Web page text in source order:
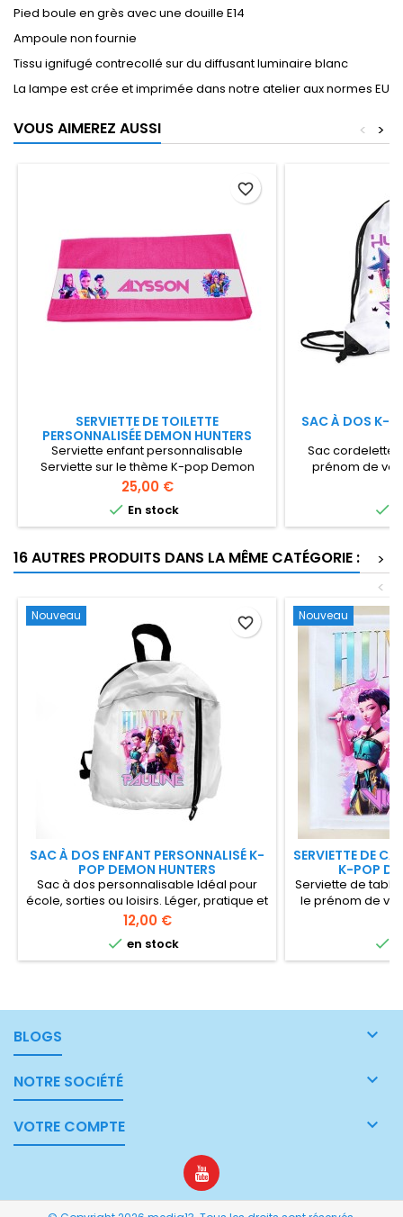
Pied boule en grès avec une douille E14
Ampoule non fournie
Tissu ignifugé contrecollé sur du diffusant luminaire blanc
La lampe est crée et imprimée dans notre atelier aux normes EU
VOUS AIMEREZ AUSSI >
<
SERVIETTE DE TOILETTE
PERSONNALISÉE DEMON HUNTERS
Serviette enfant personnalisable
Serviette sur le thème K-pop Demon
Hunters Serviette de toilette à
personnaliser avec le prénom de votre
fille Serviette de bain dimensions : 70x140
cm
Prix
25,00 €
 En stock
favorite_border
SAC À DOS K-
Sac cordelette
prénom de

16 AUTRES PRODUITS DANS LA MÊME CATÉGORIE :
>
<
Nouveau
SAC À DOS ENFANT PERSONNALISÉ K-
POP DEMON HUNTERS
Sac à dos personnalisable Idéal pour
école, sorties ou loisirs. Léger, pratique et
original avec les héroïnes dû moment.
Sac à dos en polyester blanc réglable et
ajustable personnalisé avec le prénom
de votre enfant . dimensions 31x26x12 cm
Prix
12,00 €
 en stock
favorite_border Nouveau
SERVIETTE DE
K-POP
Serviette de
le prénom de
pratique et
en microfibre

BLOGS 
NOTRE SOCIÉTÉ 
VOTRE COMPTE 